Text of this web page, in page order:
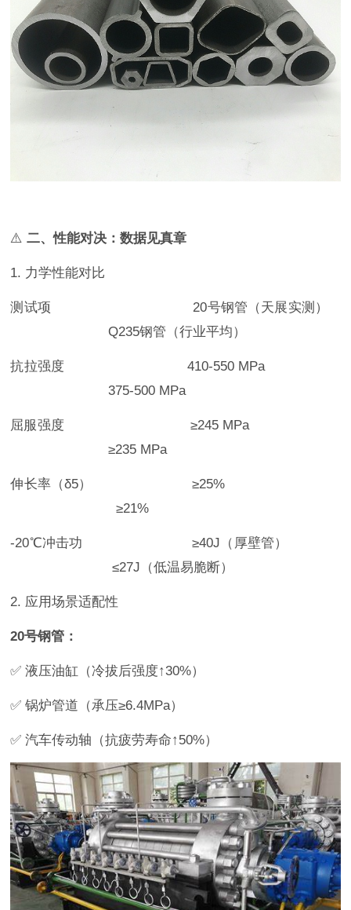
⚠️ 二、性能对决：数据见真章
1. 力学性能对比
测试项 20号钢管（天展实测）
Q235钢管（行业平均）
抗拉强度 410-550 MPa
375-500 MPa
屈服强度 ≥245 MPa
≥235 MPa
伸长率（δ5） ≥25%
≥21%
-20℃冲击功 ≥40J（厚壁管）
≤27J（低温易脆断）
2. 应用场景适配性
20号钢管：
✅ 液压油缸（冷拔后强度↑30%）
✅ 锅炉管道（承压≥6.4MPa）
✅ 汽车传动轴（抗疲劳寿命↑50%）